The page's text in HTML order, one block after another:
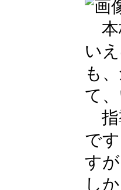
本
い
も
て
指
で
す
し